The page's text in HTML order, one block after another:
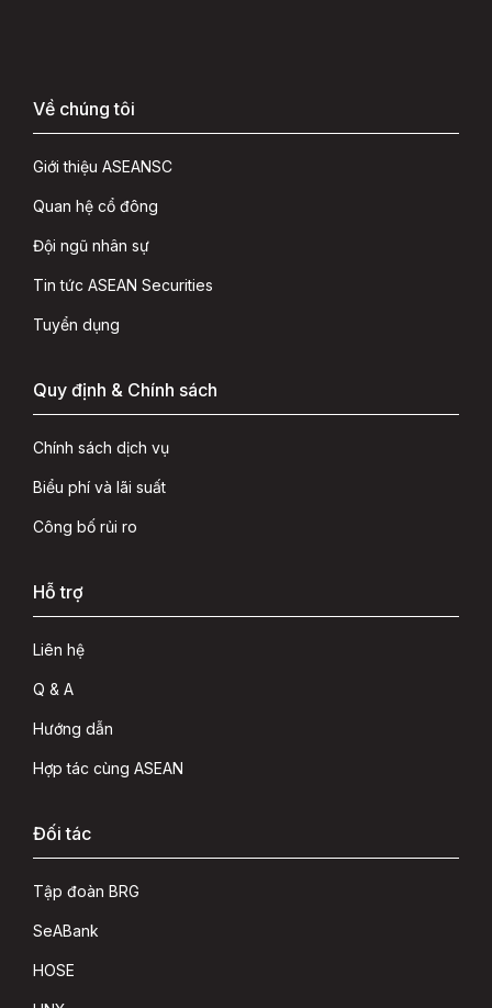
Về chúng tôi
Giới thiệu ASEANSC
Quan hệ cổ đông
Đội ngũ nhân sự
Tin tức ASEAN Securities
Tuyển dụng
Quy định & Chính sách
Chính sách dịch vụ
Biểu phí và lãi suất
Công bố rủi ro
Hỗ trợ
Liên hệ
Q & A
Hướng dẫn
Hợp tác cùng ASEAN
Đối tác
Tập đoàn BRG
SeABank
HOSE